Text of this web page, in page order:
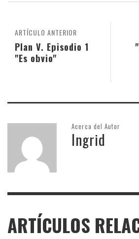
ARTÍCULO ANTERIOR
Plan V. Episodio 1
"Es obvio"
Acerca del Autor
Ingrid
ARTÍCULOS